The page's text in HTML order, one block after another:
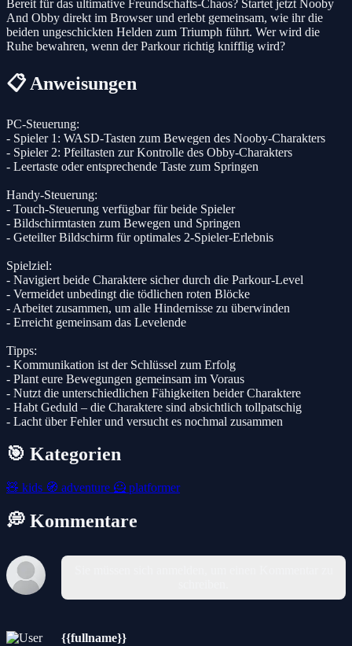
Bereit für das ultimative Freundschafts-Chaos? Startet jetzt Nooby
And Obby direkt im Browser und erlebt gemeinsam, wie ihr die
beiden ungeschickten Helden zum Triumph führt. Wer wird die
Ruhe bewahren, wenn der Parkour richtig knifflig wird?
📋 Anweisungen
PC-Steuerung:
- Spieler 1: WASD-Tasten zum Bewegen des Nooby-Charakters
- Spieler 2: Pfeiltasten zur Kontrolle des Obby-Charakters
- Leertaste oder entsprechende Taste zum Springen
Handy-Steuerung:
- Touch-Steuerung verfügbar für beide Spieler
- Bildschirmtasten zum Bewegen und Springen
- Geteilter Bildschirm für optimales 2-Spieler-Erlebnis
Spielziel:
- Navigiert beide Charaktere sicher durch die Parkour-Level
- Vermeidet unbedingt die tödlichen roten Blöcke
- Arbeitet zusammen, um alle Hindernisse zu überwinden
- Erreicht gemeinsam das Levelende
Tipps:
- Kommunikation ist der Schlüssel zum Erfolg
- Plant eure Bewegungen gemeinsam im Voraus
- Nutzt die unterschiedlichen Fähigkeiten beider Charaktere
- Habt Geduld – die Charaktere sind absichtlich tollpatschig
- Lacht über Fehler und versucht es nochmal zusammen
🎯 Kategorien
🧸 kids 🧭 adventure 🦸 platformer
💭 Kommentare
{{fullname}}